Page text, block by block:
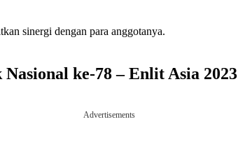
sinergi dengan para anggotanya.
ke-78 – Enlit Asia 2023
Advertisements